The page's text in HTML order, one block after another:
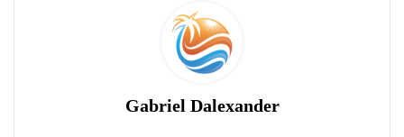
Gabriel Dalexander